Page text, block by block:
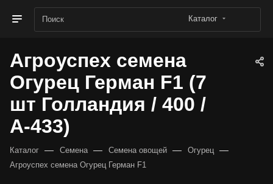
Каталог
Агроуспех семена
Огурец Герман F1 (7
шт Голландия / 400 /
А-433)
Каталог — Семена — Семена овощей — Огурец —
Агроуспех семена Огурец Герман F1